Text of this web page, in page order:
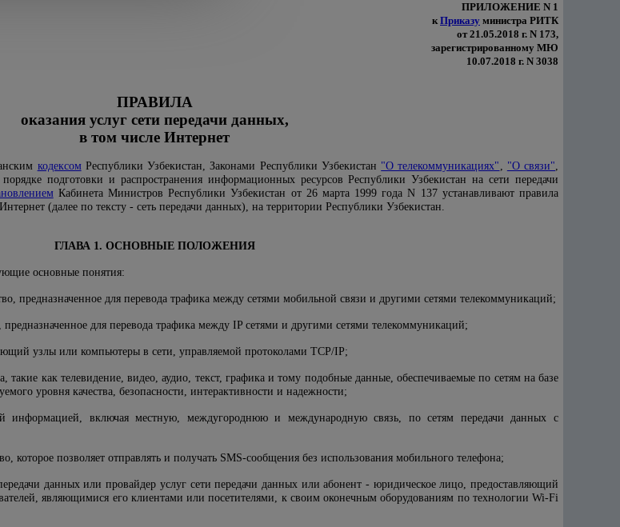
ПРИЛОЖЕНИЕ N 1
кПриказу министра РИТК
от 21.05.2018 г. N 173,
зарегистрированному МЮ
10.07.2018 г. N 3038
ПРАВИЛА
оказания услуг сети передачи данных,
в том числе Интернет
кодексомРеспублики Узбекистан, Законами Республики Узбекистан "О телекоммуникациях" , "О связи",
подготовки и распространения информационных ресурсов Республики Узбекистан на сети передачи
Кабинета Министров Республики Узбекистан от 26 марта 1999 года N 137 устанавливают правила
(далее по тексту - сеть передачи данных), на территории Республики Узбекистан.
ГЛАВА 1. ОСНОВНЫЕ ПОЛОЖЕНИЯ
основные понятия:
предназначенное для перевода трафика между сетями мобильной связи и другими сетями телекоммуникаций;
для перевода трафика между IP сетями и другими сетями телекоммуникаций;
узлы или компьютеры в сети, управляемой протоколами TCP/IP;
такие как телевидение, видео, аудио, текст, графика и тому подобные данные, обеспечиваемые по сетям на базе
уровня качества, безопасности, интерактивности и надежности;
информацией, включая местную, междугороднюю и международную связь, по сетям передачи данных с
которое позволяет отправлять и получать SMS-сообщения без использования мобильного телефона;
данных или провайдер услуг сети передачи данных или абонент - юридическое лицо, предоставляющий
являющимися его клиентами или посетителями, к своим оконечным оборудованиям по технологии Wi-Fi